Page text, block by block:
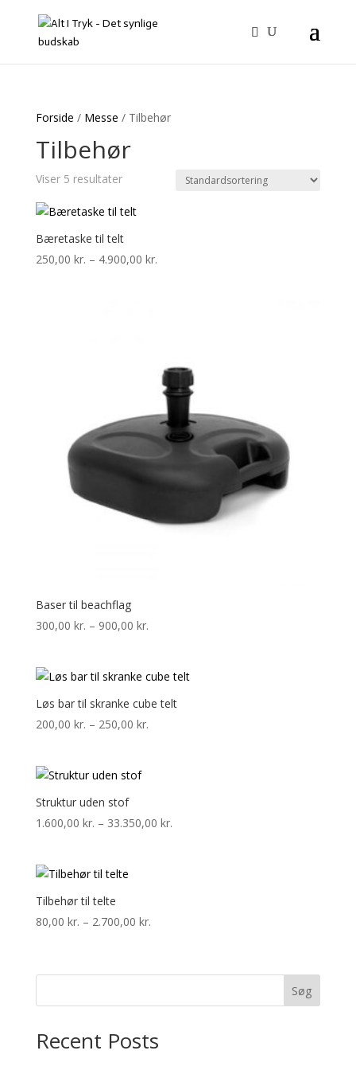
Forside / Messe / Tilbehør
Tilbehør
Viser 5 resultater
Bæretaske til telt
250,00 kr. – 4.900,00 kr.Prisinterval:
Baser til beachflag
300,00 kr. – 900,00 kr.
900,00 kr.
Løs bar til skranke cube telt
200,00 kr. – 250,00 kr.
Struktur uden stof
1.600,00 kr. – 33.350,00 kr.Prisinterval:
Tilbehør til telte
80,00 kr. – 2.700,00 kr.Prisinterval:
2.700,00 kr.
Søg
Recent Posts